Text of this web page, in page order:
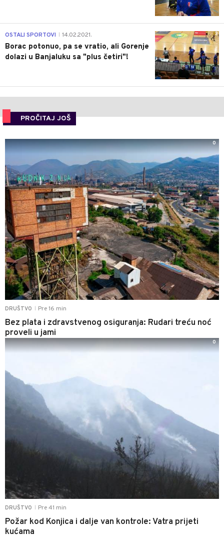
3
OSTALI SPORTOVI 14.02.2021.
Borac potonuo, pa se vratio, ali Gorenje
dolazi u Banjaluku sa "plus četiri"!
PROČITAJ JOŠ
DRUŠTVO Pre 16 min
Bez plata i zdravstvenog osiguranja: Rudari treću noć
proveli u jami
0
DRUŠTVO Pre 41 min
Požar kod Konjica i dalje van kontrole: Vatra prijeti
kućama
0